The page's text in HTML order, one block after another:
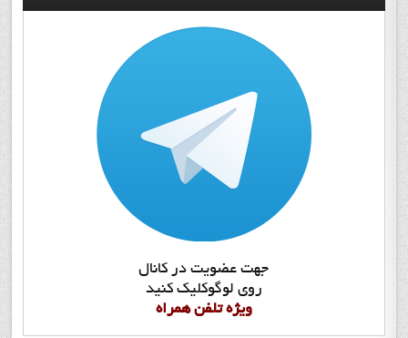
جهت عضويت در کانال
روي لوگوکليک کنيد
ويژه تلفن همراه